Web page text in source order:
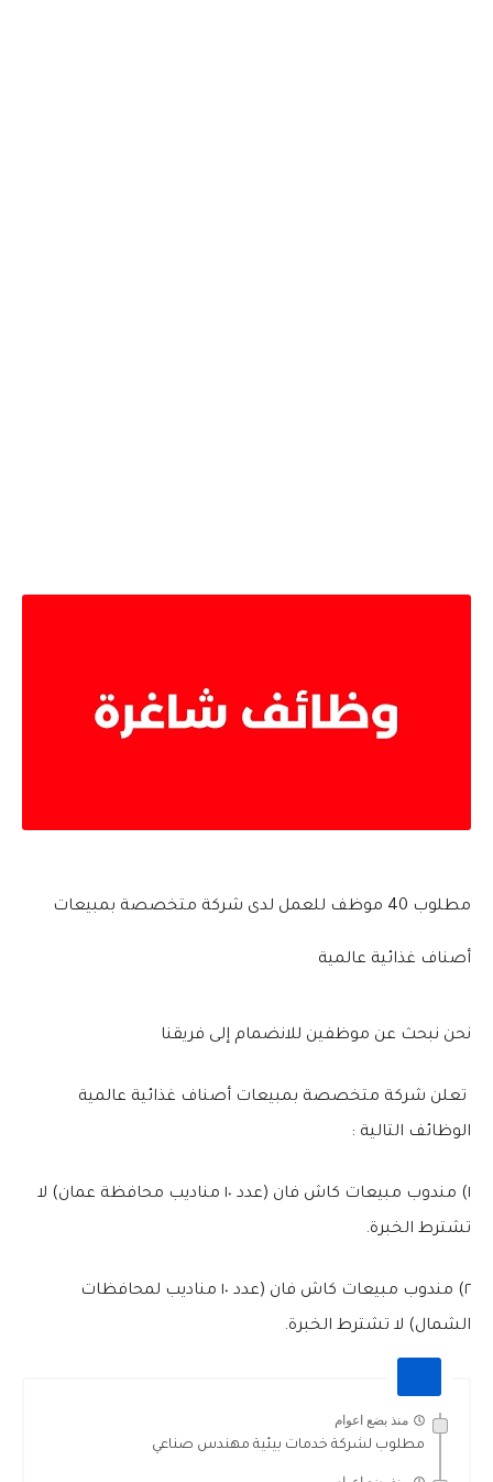
مطلوب 40 موظف للعمل لدى شركة متخصصة بمبيعات
أصناف غذائية عالمية
نحن نبحث عن موظفين للانضمام إلى فريقنا
تعلن شركة متخصصة بمبيعات أصناف غذائية عالمية
الوظائف التالية :
١) مندوب مبيعات كاش فان (عدد ١٠ مناديب محافظة عمان) لا
تشترط الخبرة.
٢) مندوب مبيعات كاش فان (عدد ١٠ مناديب لمحافظات
الشمال) لا تشترط الخبرة.
منذ بضع اعوام
مطلوب لشركة خدمات بيئية مهندس صناعي